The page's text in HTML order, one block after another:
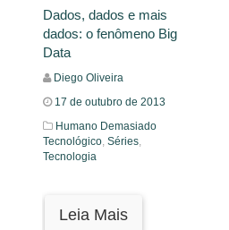
Dados, dados e mais
dados: o fenômeno Big
Data
Diego Oliveira
17 de outubro de 2013
Humano Demasiado
Tecnológico, Séries,
Tecnologia
Leia Mais